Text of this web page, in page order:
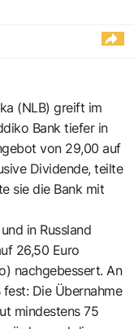
(NLB) greift im
Bank tiefer in
von 29,00 auf
Dividende, teilte
sie die Bank mit
in Russland
26,50 Euro
nachgebessert. An
Die Übernahme
mindestens 75